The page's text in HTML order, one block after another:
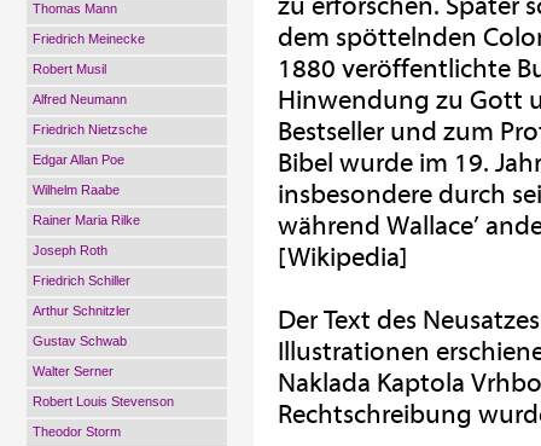
Thomas Mann
Friedrich Meinecke
Robert Musil
Alfred Neumann
Friedrich Nietzsche
Edgar Allan Poe
Wilhelm Raabe
Rainer Maria Rilke
Joseph Roth
Friedrich Schiller
Arthur Schnitzler
Gustav Schwab
Walter Serner
Robert Louis Stevenson
Theodor Storm
dem spöttelnden
1880 veröffentlichte
Hinwendung zu Gott
Bestseller und zum
Bibel wurde im 19.
insbesondere durch
während Wallace’
[Wikipedia]
Der Text des
Illustrationen
Naklada Kaptola
Rechtschreibung